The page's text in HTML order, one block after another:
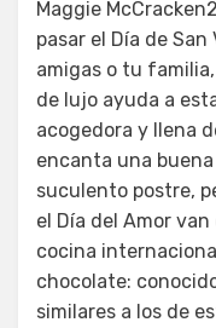
Maggie
pasar el Día de
amigas o tu
de lujo ayuda a
acogedora y llena
encanta una
suculento postre,
el Día del Amor
cocina
chocolate:
similares a los de